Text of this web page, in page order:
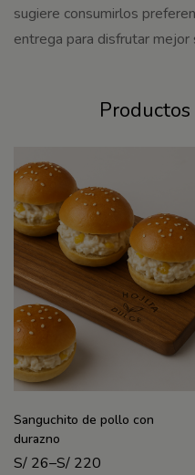
sugiere consumirlos
entrega para disfrutar
Sanguchito de pollo con
durazno
S/ 26–S/ 220